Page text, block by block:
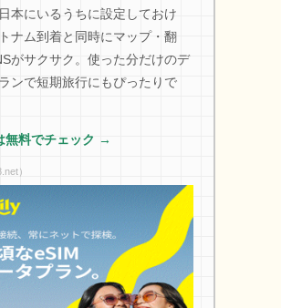
本にいるうちに設定しておけ
ナム到着と同時にマップ・翻
がサクサク。使った分だけのデ
ンで短期旅行にもぴったりで
無料でチェック →
）